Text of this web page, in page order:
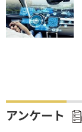
アンケート